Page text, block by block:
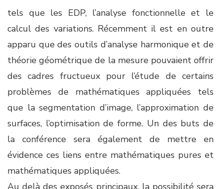
tels que les EDP, l’analyse fonctionnelle et le
calcul des variations. Récemment il est en outre
apparu que des outils d’analyse harmonique et de
théorie géométrique de la mesure pouvaient offrir
des cadres fructueux pour l’étude de certains
problèmes de mathématiques appliquées tels
que la segmentation d’image, l’approximation de
surfaces, l’optimisation de forme. Un des buts de
la conférence sera également de mettre en
évidence ces liens entre mathématiques pures et
mathématiques appliquées.
Au delà des exposés principaux, la possibilité sera